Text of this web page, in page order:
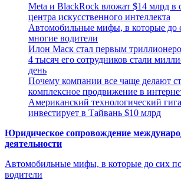
Meta и BlackRock вложат $14 млрд в
центра искусственного интеллекта
Автомобильные мифы, в которые до
многие водители
Илон Маск стал первым
4 тысяч его сотрудников стали
день
Почему компании все чаще делают
комплексное продвижение в
Американский технологический
инвестирует в Тайвань $10 млрд
Юридическое сопровождение
деятельности
Автомобильные мифы, в которые до сих
водители